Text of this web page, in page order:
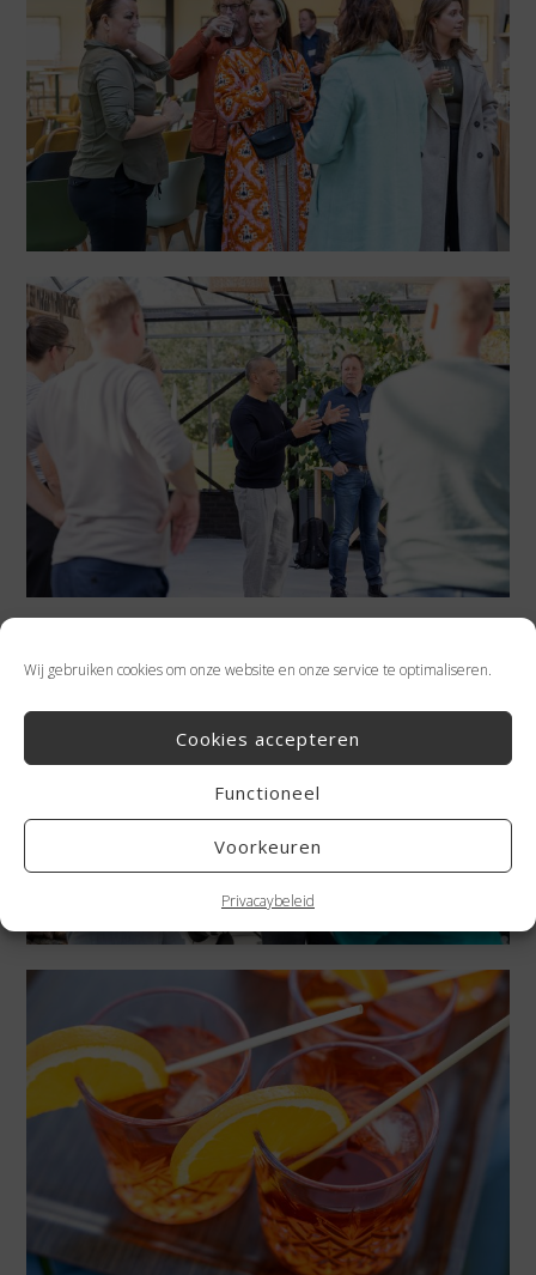
Wij gebruiken cookies om onze website en onze service te optimaliseren.
Cookies accepteren
Functioneel
Voorkeuren
Privacaybeleid